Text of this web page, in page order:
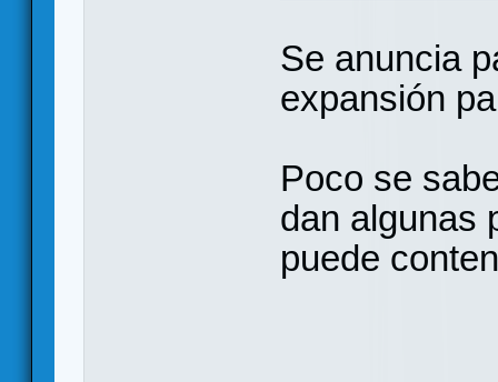
Se anuncia
expansión
Poco se
dan algunas
puede